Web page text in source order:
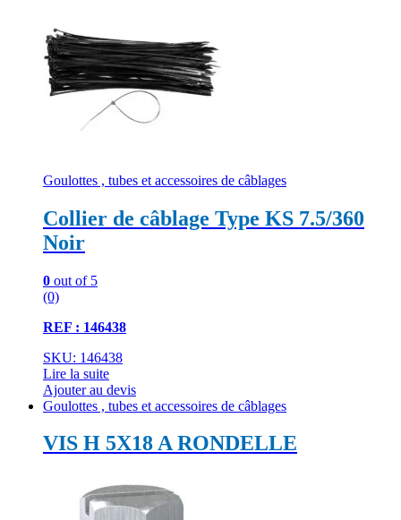
Goulottes , tubes et accessoires de câblages
Collier de câblage Type KS 7.5/360
Noir
0 out of 5
(0)
REF : 146438
SKU: 146438
Lire la suite
Ajouter au devis
Goulottes , tubes et accessoires de câblages
VIS H 5X18 A RONDELLE